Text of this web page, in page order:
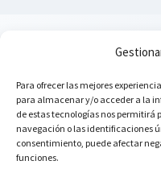
Para ofrecer las mejores
para almacenar y/o acceder a la
de estas tecnologías nos
navegación o las identificaciones
consentimiento, puede afectar
funciones.
¿Ya
Compra directamente
48h
Mejor